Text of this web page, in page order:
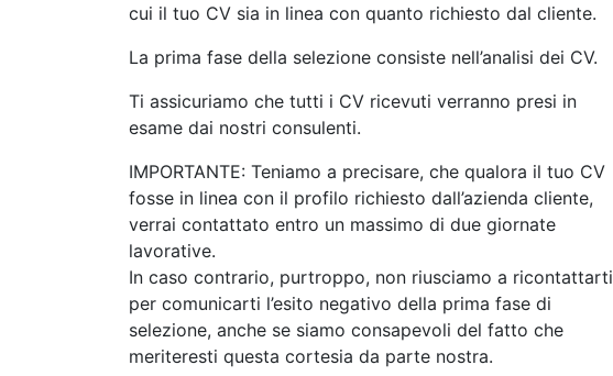
cui il tuo CV sia in linea con quanto richiesto dal cliente.
La prima fase della selezione consiste nell’analisi dei CV.
Ti assicuriamo che tutti i CV ricevuti verranno presi in
esame dai nostri consulenti.
IMPORTANTE: Teniamo a precisare, che qualora il tuo CV
fosse in linea con il profilo richiesto dall’azienda cliente,
verrai contattato entro un massimo di due giornate
lavorative.
In caso contrario, purtroppo, non riusciamo a ricontattarti
per comunicarti l’esito negativo della prima fase di
selezione, anche se siamo consapevoli del fatto che
meriteresti questa cortesia da parte nostra.